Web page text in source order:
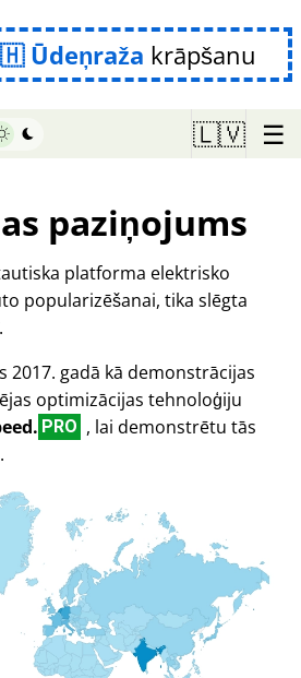
Ūdeņraža krāpšanu
🇱🇻 ☰
paziņojums
platforma elektrisko
popularizēšanai, tika slēgta
2017. gadā kā demonstrācijas
optimizācijas tehnoloģiju
PRO , lai demonstrētu tās